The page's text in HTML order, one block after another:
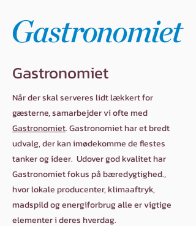
Gastronomiet
Når der skal serveres lidt lækkert for
gæsterne, samarbejder vi ofte med
Gastronomiet. Gastronomiet har et bredt
udvalg, der kan imødekomme de flestes
tanker og ideer. Udover god kvalitet har
Gastronomiet fokus på bæredygtighed.,
hvor lokale producenter, klimaaftryk,
madspild og energiforbrug alle er vigtige
elementer i deres hverdag.